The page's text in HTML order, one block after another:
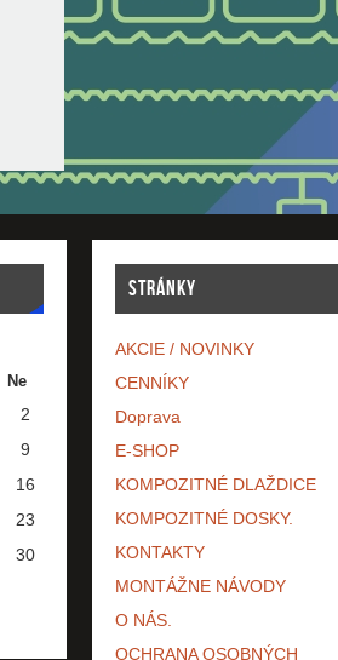
Ne
2
9
16
23
30
STRÁNKY
AKCIE / NOVINKY
CENNÍKY
Doprava
E-SHOP
KOMPOZITNÉ DLAŽDICE
KOMPOZITNÉ DOSKY.
KONTAKTY
MONTÁŽNE NÁVODY
O NÁS.
OCHRANA OSOBNÝCH